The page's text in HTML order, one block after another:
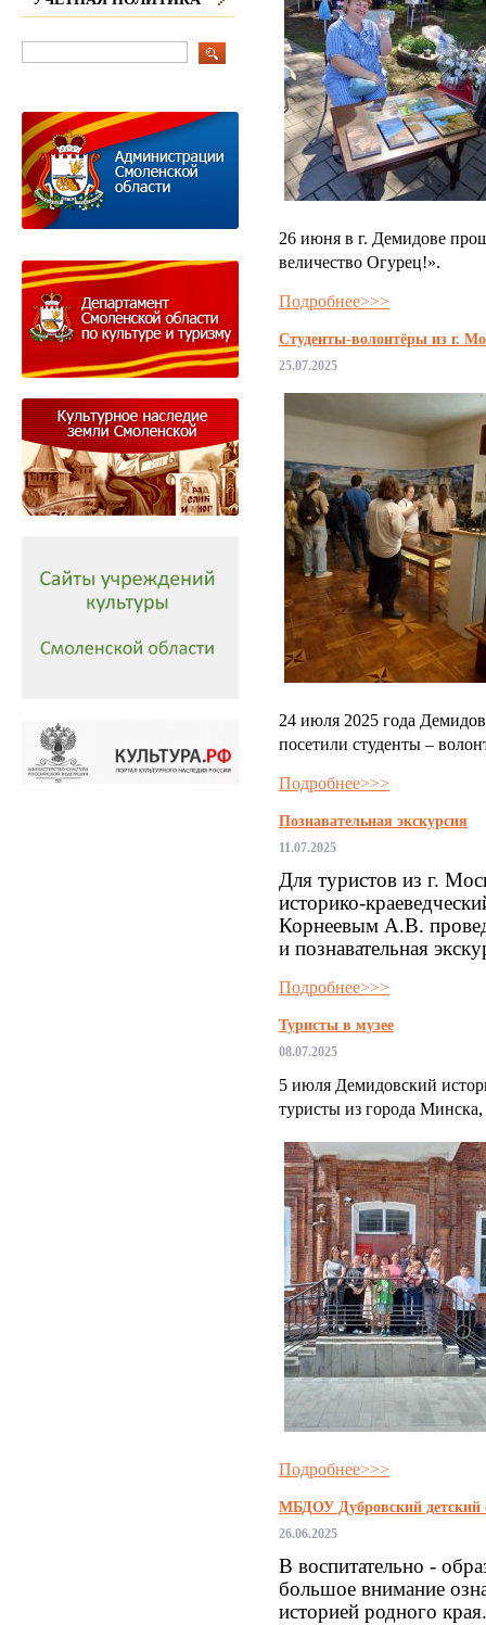
26 июня в г. Демидове
величество Огурец!».
Подробнее>>>
Студенты-волонтёры из г.
25.07.2025
24 июля 2025 года
посетили студенты –
Подробнее>>>
Познавательная экскурсия
11.07.2025
Для туристов из г.
историко-
Корнеевым А.В.
и познавательная
Подробнее>>>
Туристы в музее
08.07.2025
5 июля Демидовский
туристы из города
Подробнее>>>
МБДОУ Дубровский детский
26.06.2025
В воспитательно -
большое внимание
историей родного